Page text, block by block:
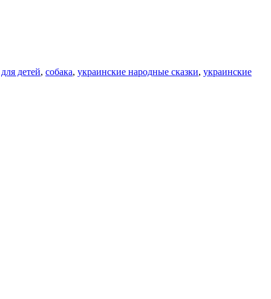
детей, собака, украинские народные сказки, украинские